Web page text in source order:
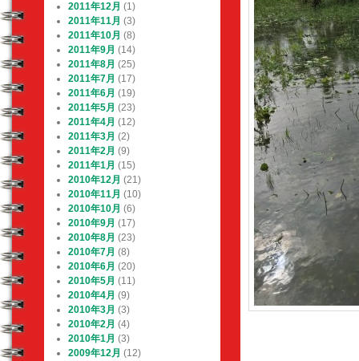
2011年12月 (1)
2011年11月 (3)
2011年10月 (8)
2011年9月 (14)
2011年8月 (25)
2011年7月 (17)
2011年6月 (19)
2011年5月 (23)
2011年4月 (12)
2011年3月 (2)
2011年2月 (9)
2011年1月 (15)
2010年12月 (21)
2010年11月 (10)
2010年10月 (6)
2010年9月 (17)
2010年8月 (23)
2010年7月 (8)
2010年6月 (20)
2010年5月 (11)
2010年4月 (9)
2010年3月 (3)
2010年2月 (4)
2010年1月 (3)
2009年12月 (12)